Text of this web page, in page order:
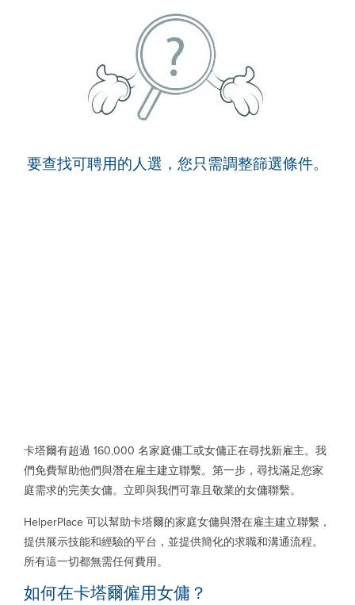
要查找可聘用的人選，您只需調整篩選條件。
卡塔爾有超過 160,000 名家庭傭工或女傭正在尋找新雇主。我
們免費幫助他們與潛在雇主建立聯繫。第一步，尋找滿足您家
庭需求的完美女傭。立即與我們可靠且敬業的女傭聯繫。
HelperPlace 可以幫助卡塔爾的家庭女傭與潛在雇主建立聯繫，
提供展示技能和經驗的平台，並提供簡化的求職和溝通流程。
所有這一切都無需任何費用。
如何在卡塔爾僱用女傭？